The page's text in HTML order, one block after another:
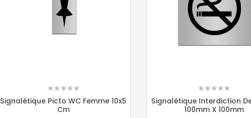
Signalétique Picto WC Femme 10x5
Cm
Signalétique Interdiction
100mm X 100mm